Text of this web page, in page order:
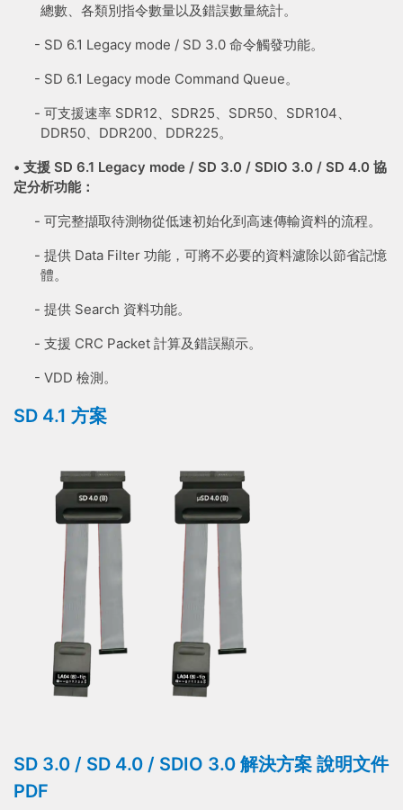
總數、各類別指令數量以及錯誤數量統計。
- SD 6.1 Legacy mode / SD 3.0 命令觸發功能。
- SD 6.1 Legacy mode Command Queue。
- 可支援速率 SDR12、SDR25、SDR50、SDR104、
DDR50、DDR200、DDR225。
• 支援 SD 6.1 Legacy mode / SD 3.0 / SDIO 3.0 / SD 4.0 協
定分析功能：
- 可完整擷取待測物從低速初始化到高速傳輸資料的流程。
- 提供 Data Filter 功能，可將不必要的資料濾除以節省記憶
體。
- 提供 Search 資料功能。
- 支援 CRC Packet 計算及錯誤顯示。
- VDD 檢測。
SD 4.1 方案
SD 3.0 / SD 4.0 / SDIO 3.0 解決方案 說明文件
PDF